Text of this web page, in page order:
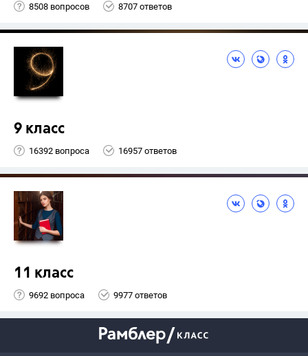
8508 вопросов 8707 ответов
9 класс
16392 вопроса 16957 ответов
11 класс
9692 вопроса 9977 ответов